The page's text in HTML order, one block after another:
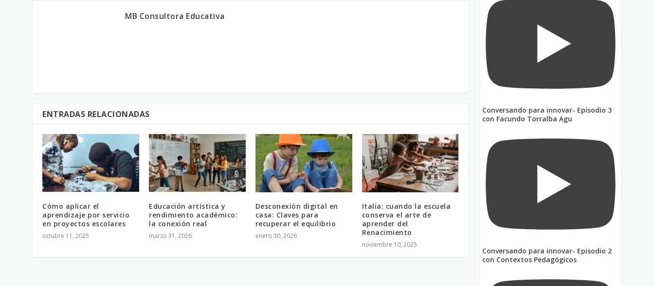
MB Consultora Educativa
ENTRADAS RELACIONADAS
Cómo aplicar el
aprendizaje por servicio
en proyectos escolares
octubre 11, 2025
Educación artística y
rendimiento académico:
la conexión real
marzo 31, 2026
Desconexión digital en
casa: Claves para
recuperar el equilibrio
enero 30, 2026
Italia: cuando la escuela
conserva el arte de
aprender del
Renacimiento
noviembre 10, 2025
Conversando para innovar- Episodio 3
con Facundo Torralba Agu
Conversando para innovar- Episodio 2
con Contextos Pedagógicos